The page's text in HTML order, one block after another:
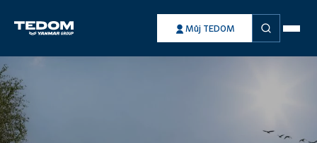
Můj TEDOM Vyhledávání